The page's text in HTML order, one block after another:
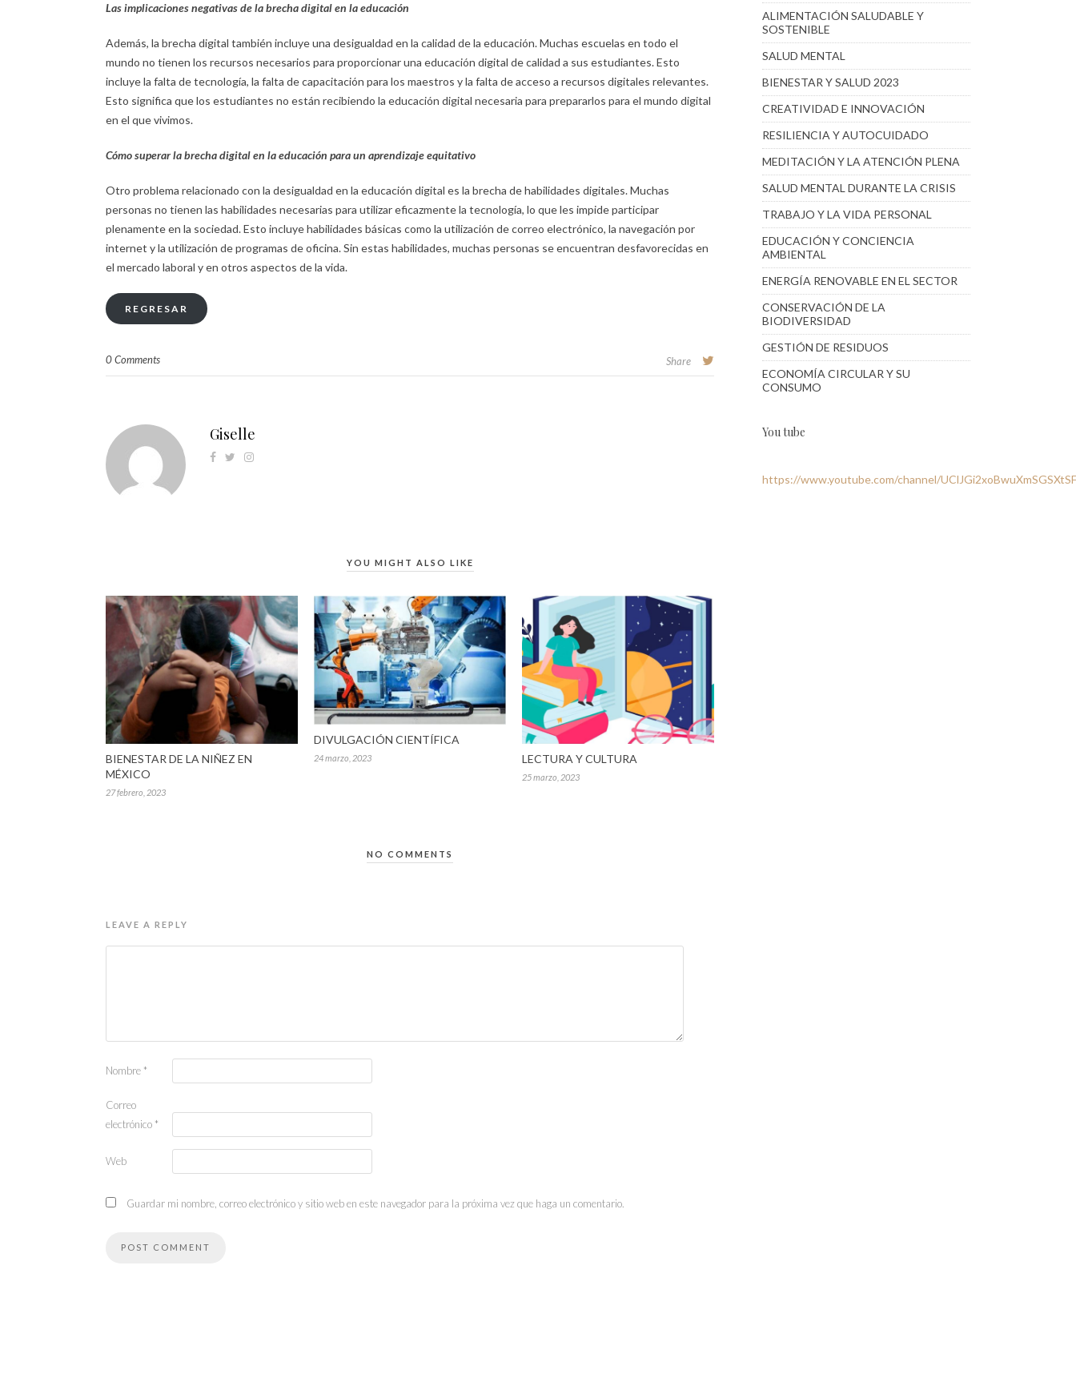
Las implicaciones negativas de la brecha digital en la educación
Además, la brecha digital también incluye una desigualdad en la calidad de la educación. Muchas escuelas en todo el
mundo no tienen los recursos necesarios para proporcionar una educación digital de calidad a sus estudiantes. Esto
incluye la falta de tecnología, la falta de capacitación para los maestros y la falta de acceso a recursos digitales relevantes.
Esto significa que los estudiantes no están recibiendo la educación digital necesaria para prepararlos para el mundo digital
en el que vivimos.
Cómo superar la brecha digital en la educación para un aprendizaje equitativo
Otro problema relacionado con la desigualdad en la educación digital es la brecha de habilidades digitales. Muchas
personas no tienen las habilidades necesarias para utilizar eficazmente la tecnología, lo que les impide participar
plenamente en la sociedad. Esto incluye habilidades básicas como la utilización de correo electrónico, la navegación por
internet y la utilización de programas de oficina. Sin estas habilidades, muchas personas se encuentran desfavorecidas en
el mercado laboral y en otros aspectos de la vida.
REGRESAR
0 Comments Share
Giselle
YOU MIGHT ALSO LIKE
BIENESTAR DE LA NIÑEZ EN
MÉXICO
27 febrero, 2023
DIVULGACIÓN CIENTÍFICA
24 marzo, 2023 LECTURA Y CULTURA
25 marzo, 2023
NO COMMENTS
LEAVE A REPLY
Nombre *
Correo
electrónico *
Web
Guardar mi nombre, correo electrónico y sitio web en este navegador para la próxima vez que haga un comentario.
ALIMENTACIÓN SALUDABLE Y
SOSTENIBLE
SALUD MENTAL
BIENESTAR Y SALUD 2023
CREATIVIDAD E INNOVACIÓN
RESILIENCIA Y AUTOCUIDADO
MEDITACIÓN Y LA ATENCIÓN PLENA
SALUD MENTAL DURANTE LA CRISIS
TRABAJO Y LA VIDA PERSONAL
EDUCACIÓN Y CONCIENCIA
AMBIENTAL
ENERGÍA RENOVABLE EN EL SECTOR
CONSERVACIÓN DE LA
BIODIVERSIDAD
GESTIÓN DE RESIDUOS
ECONOMÍA CIRCULAR Y SU
CONSUMO
You tube
https://www.youtube.com/channel/